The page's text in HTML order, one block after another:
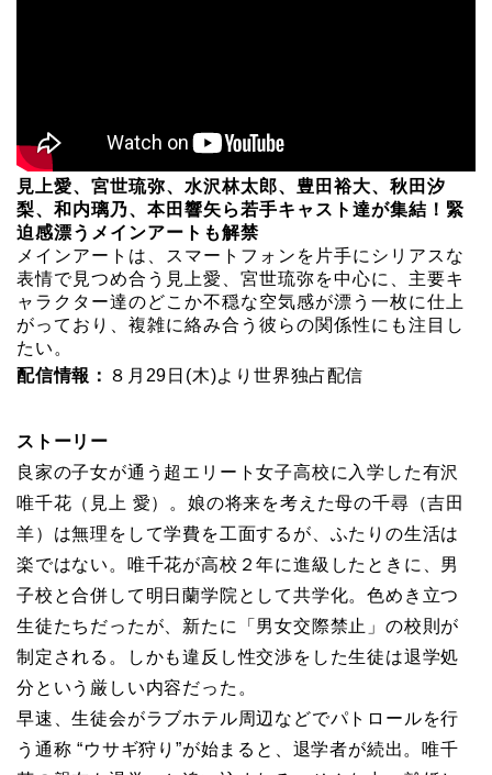
見上愛、宮世琉弥、水沢林太郎、豊田裕大、秋田汐
梨、和内璃乃、本田響矢ら若手キャスト達が集結！緊
迫感漂うメインアートも解禁
メインアートは、スマートフォンを片手にシリアスな
表情で見つめ合う見上愛、宮世琉弥を中心に、主要キ
ャラクター達のどこか不穏な空気感が漂う一枚に仕上
がっており、複雑に絡み合う彼らの関係性にも注目し
たい。
配信情報： ８月29日(木)より世界独占配信
ストーリー
良家の子女が通う超エリート女子高校に入学した有沢
唯千花（見上 愛）。娘の将来を考えた母の千尋（吉田
羊）は無理をして学費を工面するが、ふたりの生活は
楽ではない。唯千花が高校２年に進級したときに、男
子校と合併して明日蘭学院として共学化。色めき立つ
生徒たちだったが、新たに「男女交際禁止」の校則が
制定される。しかも違反し性交渉をした生徒は退学処
分という厳しい内容だった。
早速、生徒会がラブホテル周辺などでパトロールを行
う通称 “ウサギ狩り”が始まると、退学者が続出。唯千